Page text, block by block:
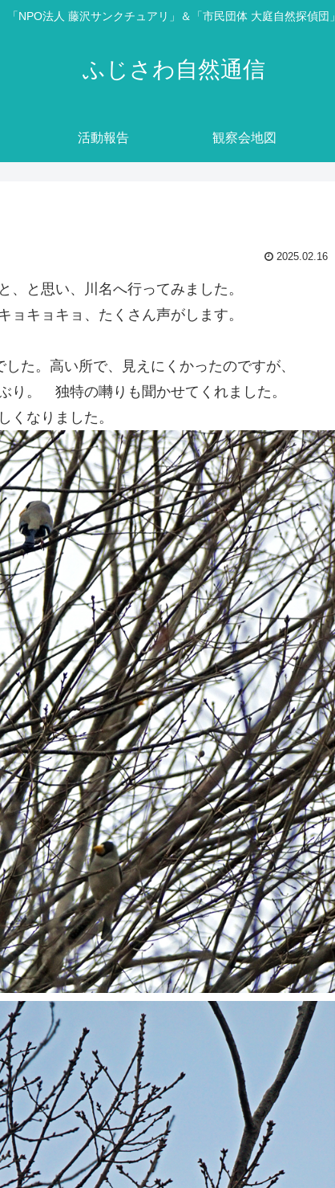
「NPO法人 藤沢サンクチュアリ」＆「市民団体 大庭自然探偵団」
ふじさわ自然通信
活動報告 観察会地図
2025.02.16
、と思い、川名へ行ってみました。
キョキョ、たくさん声がします。
た。高い所で、見えにくかったのですが、
り。 独特の囀りも聞かせてくれました。
くなりました。